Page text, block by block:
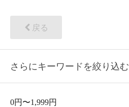
戻る
さらにキーワードを絞り込む
0円〜1,999円